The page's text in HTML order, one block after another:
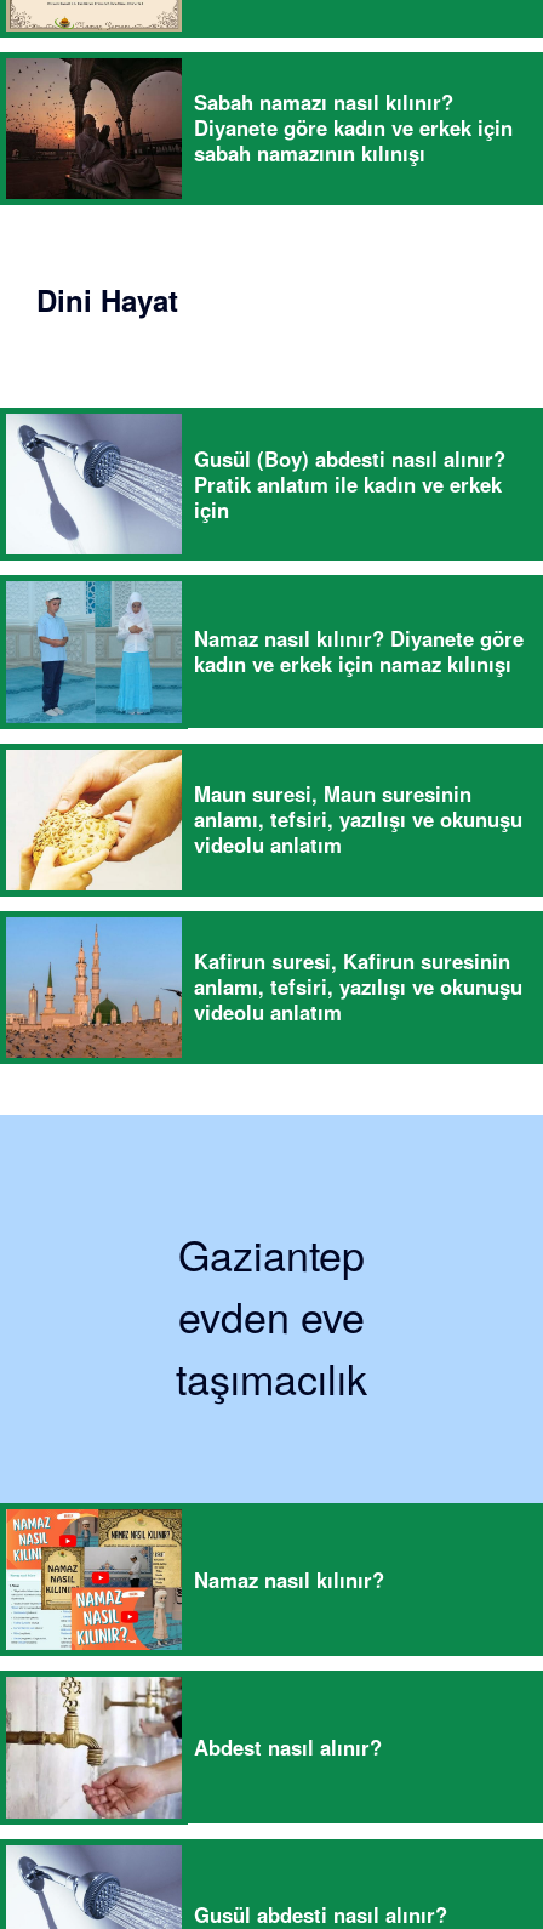
Sabah namazı nasıl kılınır?
Diyanete göre kadın ve erkek için
sabah namazının kılınışı
Dini Hayat
Gusül (Boy) abdesti nasıl alınır?
Pratik anlatım ile kadın ve erkek
için
Namaz nasıl kılınır? Diyanete göre
kadın ve erkek için namaz kılınışı
Maun suresi, Maun suresinin
anlamı, tefsiri, yazılışı ve okunuşu
videolu anlatım
Kafirun suresi, Kafirun suresinin
anlamı, tefsiri, yazılışı ve okunuşu
videolu anlatım
Gaziantep
evden eve
taşımacılık
Namaz nasıl kılınır?
Abdest nasıl alınır?
Gusül abdesti nasıl alınır?